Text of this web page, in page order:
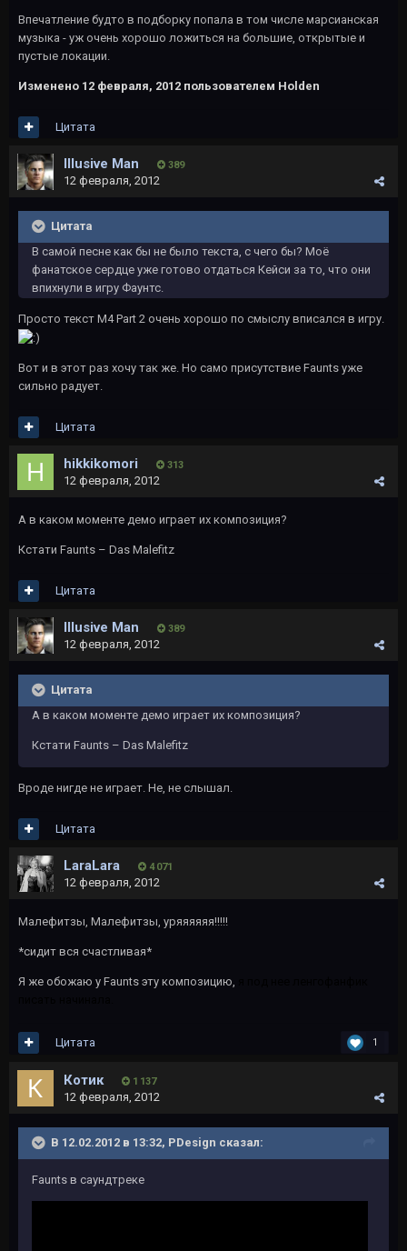
Впечатление будто в подборку попала в том числе марсианская
музыка - уж очень хорошо ложиться на большие, открытые и
пустые локации.
Изменено 12 февраля, 2012 пользователем Holden
Цитата
Illusive Man 389
12 февраля, 2012
Цитата
В самой песне как бы не было текста, с чего бы? Моё
фанатское сердце уже готово отдаться Кейси за то, что они
впихнули в игру Фаунтс.
Просто текст M4 Part 2 очень хорошо по смыслу вписался в игру.
Вот и в этот раз хочу так же. Но само присутствие Faunts уже
сильно радует.
Цитата
hikkikomori 313
12 февраля, 2012
А в каком моменте демо играет их композиция?
Кстати Faunts – Das Malefitz
Цитата
Illusive Man 389
12 февраля, 2012
Цитата
А в каком моменте демо играет их композиция?
Кстати Faunts – Das Malefitz
Вроде нигде не играет. Не, не слышал.
Цитата
LaraLara 4 071
12 февраля, 2012
Малефитзы, Малефитзы, уряяяяяя!!!!!
*сидит вся счастливая*
Я же обожаю у Faunts эту композицию,
1
Цитата
Котик 1 137
12 февраля, 2012
В 12.02.2012 в 13:32, PDesign сказал:
Faunts в саундтреке